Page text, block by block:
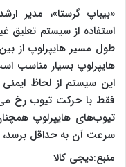
استفاده از سیستم تعلیق
طول مسیر هایپرلوپ از
هایپرلوپ بسیار مناسب
این سیستم از لحاظ
فقط با حرکت تیوب رخ
تیوب‌های هایپرلوپ
سرعت آن به حداقل
منبع:دیجی کالا